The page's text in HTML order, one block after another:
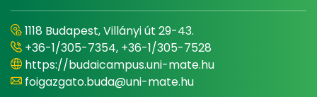
1118 Budapest, Villányi út 29-43.
+36-1/305-7354, +36-1/305-7528
https://budaicampus.uni-mate.hu
foigazgato.buda@uni-mate.hu